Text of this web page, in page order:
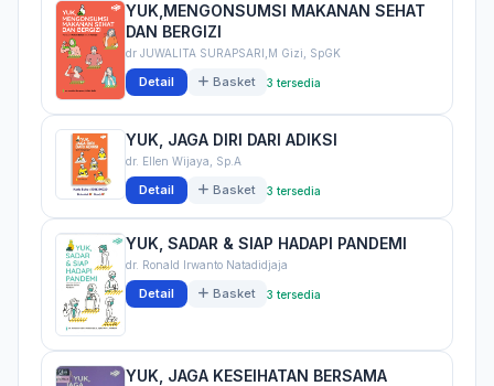
YUK,MENGONSUMSI MAKANAN SEHAT
DAN BERGIZI
dr JUWALITA SURAPSARI,M Gizi, SpGK
Detail Basket 3 tersedia
YUK, JAGA DIRI DARI ADIKSI
dr. Ellen Wijaya, Sp.A
Detail Basket 3 tersedia
YUK, SADAR & SIAP HADAPI PANDEMI
dr. Ronald Irwanto Natadidjaja
Detail Basket 3 tersedia
YUK, JAGA KESEIHATAN BERSAMA